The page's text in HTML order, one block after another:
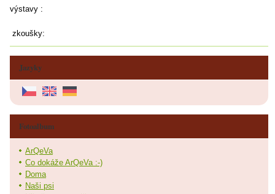
výstavy :
zkoušky:
Jazyky
Fotoalbum
ArQeVa
Co dokáže ArQeVa :-)
Doma
Naši psi